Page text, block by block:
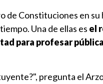
de Constituciones en
Una de ellas es el
para profesar
pregunta el